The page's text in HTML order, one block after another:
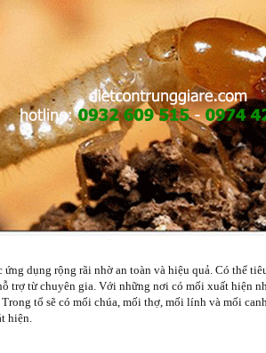
dụng rộng rãi nhờ an toàn và hiệu quả. Có thể
trợ từ chuyên gia. Với những nơi có mối xuất hiện
tổ sẽ có mối chúa, mối thợ, mối lính và mối
hiện.